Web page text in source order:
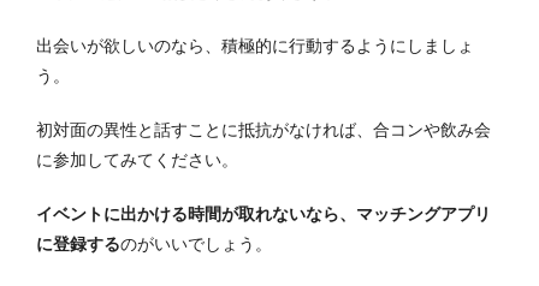
出会いが欲しいのなら、積極的に行動するようにしましょ
う。
初対面の異性と話すことに抵抗がなければ、合コンや飲み会
に参加してみてください。
イベントに出かける時間が取れないなら、マッチングアプリ
に登録するのがいいでしょう。